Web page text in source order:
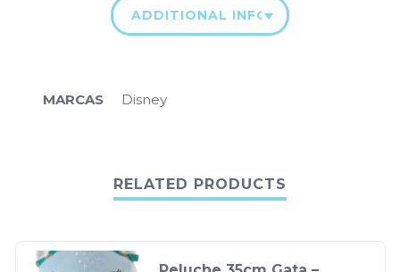
ADDITIONAL INFORMATION
MARCAS Disney
RELATED PRODUCTS